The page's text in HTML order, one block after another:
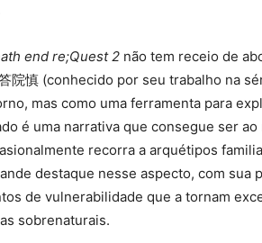
end re;Quest 2 não tem receio de
院慎 (conhecido por seu trabalho na
mas como uma ferramenta para
é uma narrativa que consegue ser
recorra a arquétipos
destaque nesse aspecto, com sua
de vulnerabilidade que a tornam
sobrenaturais.